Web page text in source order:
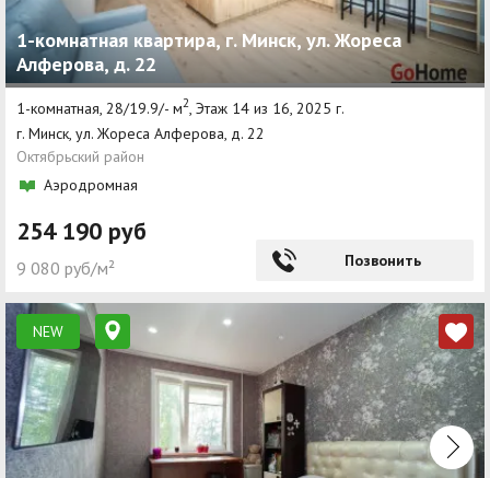
1-комнатная квартира, г. Минск, ул. Жореса
Алферова, д. 22
1-комнатная, 28/19.9/- м2 , Этаж 14 из 16, 2025 г.
г. Минск, ул. Жореса Алферова, д. 22
Октябрьский район
Аэродромная
254 190 руб
9 080 руб/м² Позвонить
NEW